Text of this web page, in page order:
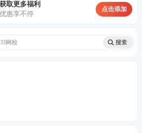
两章通常会结合一起考主观题，物
法通常是考物权变动的公示方式、
物的转让、动产抵押和抵押权人的
取更多福利
惠享不停
点击添加
网校